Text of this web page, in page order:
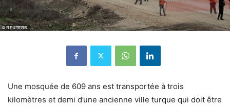
Une mosquée de 609 ans est transportée à trois
kilomètres et demi d’une ancienne ville turque qui doit être